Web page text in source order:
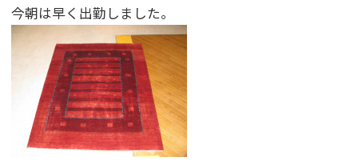
今朝は早く出勤しました。